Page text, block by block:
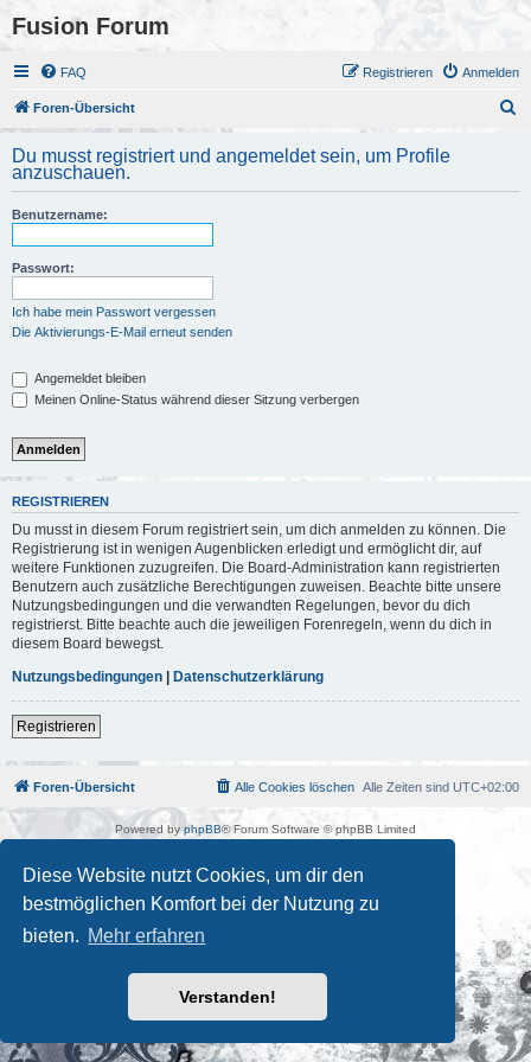
Diese Website nutzt Cookies, um dir den
bestmöglichen Komfort bei der Nutzung zu
bieten. Mehr erfahren
Verstanden!
Fusion Forum
FAQ Anmelden
Registrieren
Foren-Übersicht
h
Du musst registriert und angemeldet sein, um Profile
anzuschauen.
Benutzername:
Passwort:
Ich habe mein Passwort vergessen
Die Aktivierungs-E-Mail erneut senden
Angemeldet bleiben
Meinen Online-Status während dieser Sitzung verbergen
REGISTRIEREN
Du musst in diesem Forum registriert sein, um dich anmelden zu können. Die
Registrierung ist in wenigen Augenblicken erledigt und ermöglicht dir, auf
weitere Funktionen zuzugreifen. Die Board-Administration kann registrierten
Benutzern auch zusätzliche Berechtigungen zuweisen. Beachte bitte unsere
Nutzungsbedingungen und die verwandten Regelungen, bevor du dich
registrierst. Bitte beachte auch die jeweiligen Forenregeln, wenn du dich in
diesem Board bewegst.
Nutzungsbedingungen | Datenschutzerklärung
Registrieren
Foren-Übersicht Alle Zeiten sind UTC+02:00
Alle Cookies löschen
Powered by phpBB® Forum Software © phpBB Limited
Kulturkosmos Müritz e.V|Fusion Festival|Mastodon